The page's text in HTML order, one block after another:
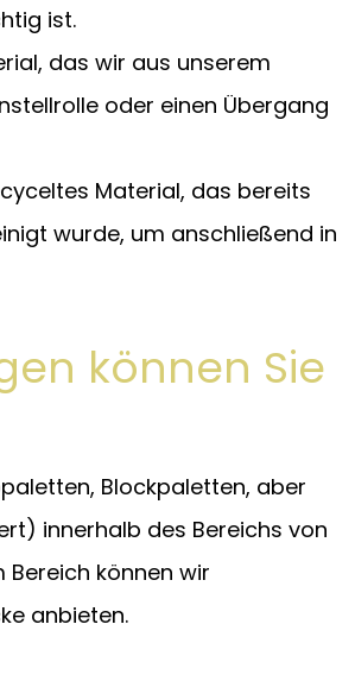
ist.
das wir aus unserem
oder einen Übergang
Material, das bereits
wurde, um anschließend in
können Sie
Blockpaletten, aber
innerhalb des Bereichs von
Bereich können wir
anbieten.